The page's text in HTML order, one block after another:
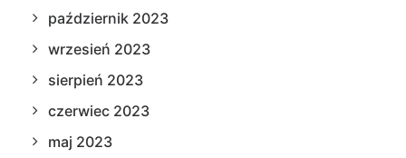
październik 2023
wrzesień 2023
sierpień 2023
czerwiec 2023
maj 2023